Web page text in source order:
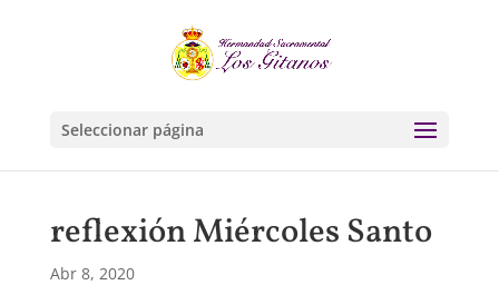
Seleccionar página
reflexión Miércoles Santo
Abr 8, 2020